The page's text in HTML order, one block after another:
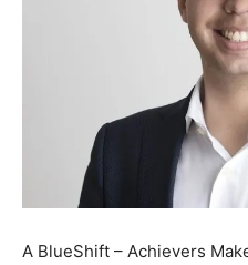
A BlueShift – Achievers